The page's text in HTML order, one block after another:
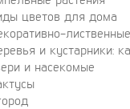
цветов для дома
лиственные
и кустарники:
и насекомые